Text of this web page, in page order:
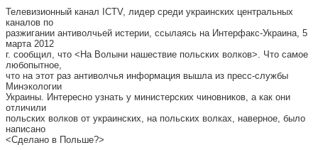
Телевизионный канал ICTV, лидер среди украинских центральных
каналов по
разжигании антиволчьей истерии, ссылаясь на Интерфакс-Украина, 5
марта 2012
г. сообщил, что <На Волыни нашествие польских волков>. Что самое
любопытное,
что на этот раз антиволчья информация вышла из пресс-службы
Минэкологии
Украины. Интересно узнать у министерских чиновников, а как они
отличили
польских волков от украинских, на польских волках, наверное, было
написано
<Сделано в Польше?>